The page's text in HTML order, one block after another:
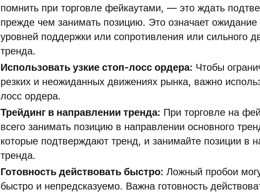
помнить при торговле фейкаутами, — это ждать
прежде чем занимать позицию. Это означает ожидание
уровней поддержки или сопротивления или сильного
тренда.
Использовать узкие стоп-лосс ордера: Чтобы
резких и неожиданных движениях рынка, важно
лосс ордера.
Трейдинг в направлении тренда: При торговле на
всего занимать позицию в направлении основного
которые подтверждают тренд, и занимайте позиции в
тренда.
Готовность действовать быстро: Ложный пробои
быстро и непредсказуемо. Важна готовность